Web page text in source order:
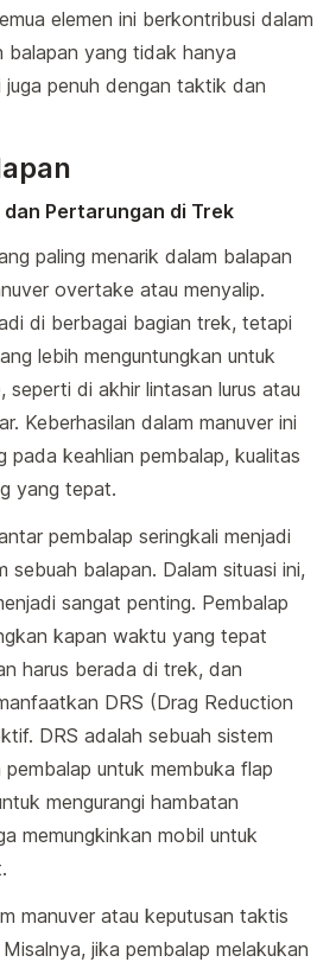
elemen ini berkontribusi dalam
balapan yang tidak hanya
penuh dengan taktik dan
Pertarungan di Trek
paling menarik dalam balapan
overtake atau menyalip.
di berbagai bagian trek, tetapi
lebih menguntungkan untuk
seperti di akhir lintasan lurus atau
Keberhasilan dalam manuver ini
pada keahlian pembalap, kualitas
yang tepat.
pembalap seringkali menjadi
sebuah balapan. Dalam situasi ini,
sangat penting. Pembalap
kapan waktu yang tepat
harus berada di trek, dan
DRS (Drag Reduction
DRS adalah sebuah sistem
untuk membuka flap
mengurangi hambatan
memungkinkan mobil untuk
manuver atau keputusan taktis
jika pembalap melakukan